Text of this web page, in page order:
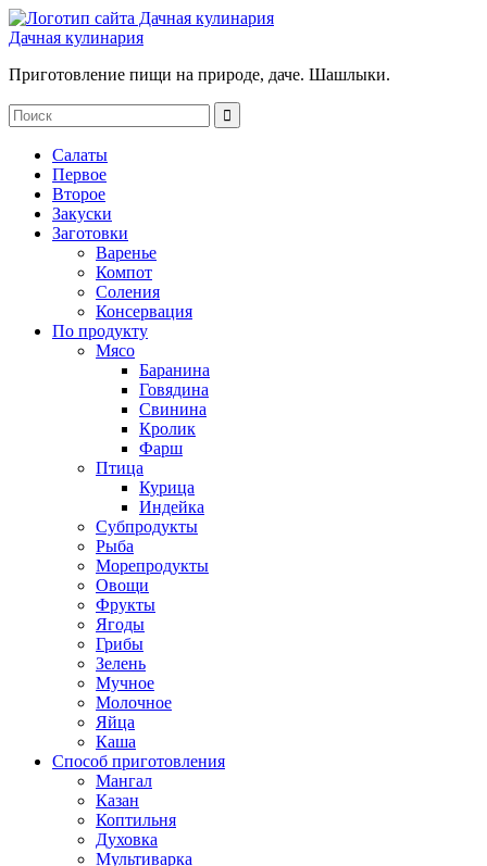
Дачная кулинария
Приготовление пищи на природе, даче. Шашлыки.
Салаты
Первое
Второе
Закуски
Заготовки
Варенье
Компот
Соления
Консервация
По продукту
Мясо
Баранина
Говядина
Свинина
Кролик
Фарш
Птица
Курица
Индейка
Субпродукты
Рыба
Морепродукты
Овощи
Фрукты
Ягоды
Грибы
Зелень
Мучное
Молочное
Яйца
Каша
Способ приготовления
Мангал
Казан
Коптильня
Духовка
Мультиварка